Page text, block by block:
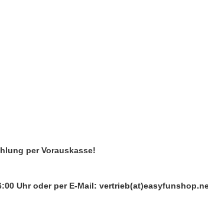
per Vorauskasse!
Uhr oder per E-Mail: